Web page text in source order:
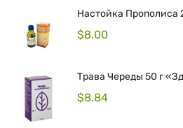
Настойка Прополиса
$8.00
Трава Череды 50 г
$8.84